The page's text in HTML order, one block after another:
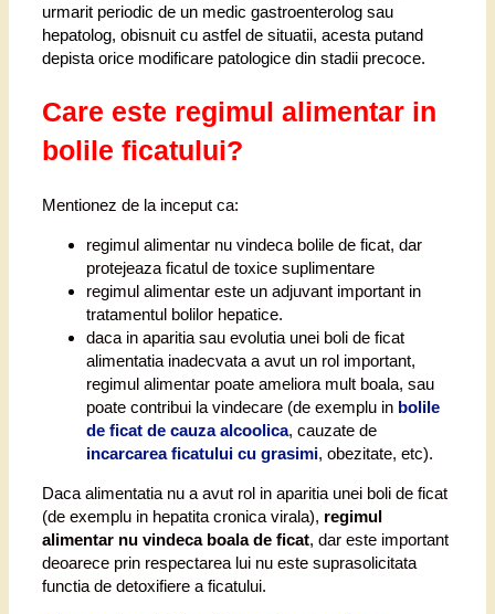
urmarit periodic de un medic gastroenterolog sau
hepatolog, obisnuit cu astfel de situatii, acesta putand
depista orice modificare patologice din stadii precoce.
Care este regimul alimentar in
bolile ficatului?
Mentionez de la inceput ca:
regimul alimentar nu vindeca bolile de ficat, dar
protejeaza ficatul de toxice suplimentare
regimul alimentar este un adjuvant important in
tratamentul bolilor hepatice.
daca in aparitia sau evolutia unei boli de ficat
alimentatia inadecvata a avut un rol important,
regimul alimentar poate ameliora mult boala, sau
poate contribui la vindecare (de exemplu in bolile
de ficat de cauza alcoolica, cauzate de
incarcarea ficatului cu grasimi, obezitate, etc).
Daca alimentatia nu a avut rol in aparitia unei boli de ficat
(de exemplu in hepatita cronica virala), regimul
alimentar nu vindeca boala de ficat, dar este important
deoarece prin respectarea lui nu este suprasolicitata
functia de detoxifiere a ficatului.